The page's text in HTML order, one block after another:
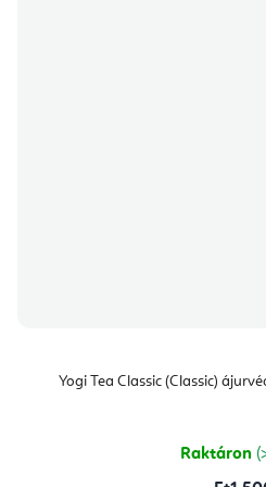
Yogi Tea Classic (Classic)
Raktáron